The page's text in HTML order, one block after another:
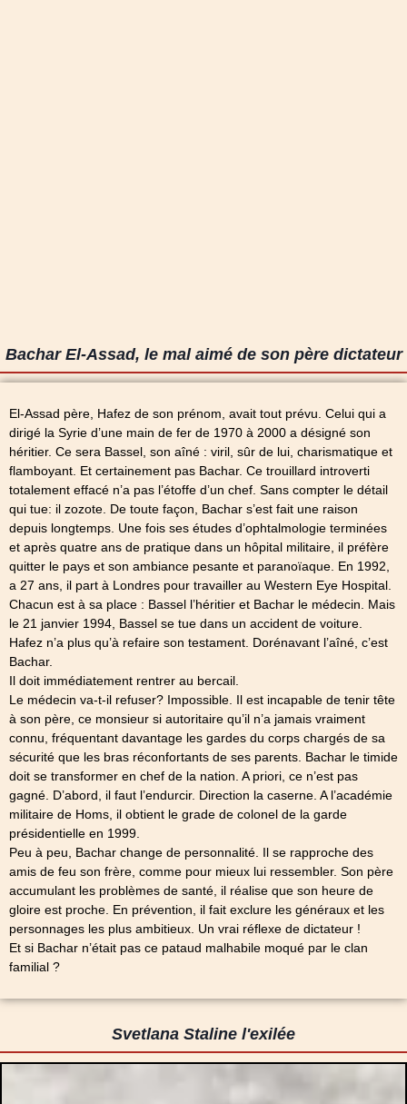
Bachar El-Assad, le mal aimé de son père dictateur
El-Assad père, Hafez de son prénom, avait tout prévu. Celui qui a
dirigé la Syrie d’une main de fer de 1970 à 2000 a désigné son
héritier. Ce sera Bassel, son aîné : viril, sûr de lui, charismatique et
flamboyant. Et certainement pas Bachar. Ce trouillard introverti
totalement effacé n’a pas l’étoffe d’un chef. Sans compter le détail
qui tue: il zozote. De toute façon, Bachar s’est fait une raison
depuis longtemps. Une fois ses études d’ophtalmologie terminées
et après quatre ans de pratique dans un hôpital militaire, il préfère
quitter le pays et son ambiance pesante et paranoïaque. En 1992,
a 27 ans, il part à Londres pour travailler au Western Eye Hospital.
Chacun est à sa place : Bassel l’héritier et Bachar le médecin. Mais
le 21 janvier 1994, Bassel se tue dans un accident de voiture.
Hafez n’a plus qu’à refaire son testament. Dorénavant l’aîné, c’est
Bachar.
Il doit immédiatement rentrer au bercail.
Le médecin va-t-il refuser? Impossible. Il est incapable de tenir tête
à son père, ce monsieur si autoritaire qu’il n’a jamais vraiment
connu, fréquentant davantage les gardes du corps chargés de sa
sécurité que les bras réconfortants de ses parents. Bachar le timide
doit se transformer en chef de la nation. A priori, ce n’est pas
gagné. D’abord, il faut l’endurcir. Direction la caserne. A l’académie
militaire de Homs, il obtient le grade de colonel de la garde
présidentielle en 1999.
Peu à peu, Bachar change de personnalité. Il se rapproche des
amis de feu son frère, comme pour mieux lui ressembler. Son père
accumulant les problèmes de santé, il réalise que son heure de
gloire est proche. En prévention, il fait exclure les généraux et les
personnages les plus ambitieux. Un vrai réflexe de dictateur !
Et si Bachar n’était pas ce pataud malhabile moqué par le clan
familial ?
Svetlana Staline l'exilée